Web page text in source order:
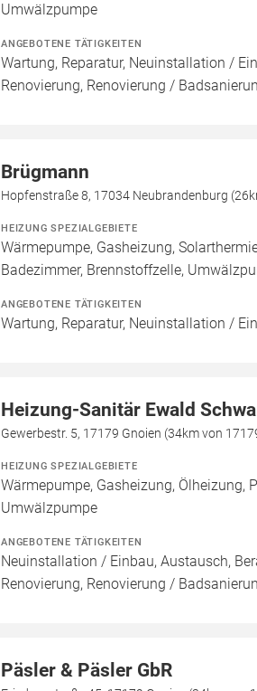
Umwälzpumpe
ANGEBOTENE TÄTIGKEITEN
Wartung, Reparatur, Neuinstallation /
Renovierung, Renovierung /
Brügmann
Hopfenstraße 8, 17034 Neubrandenburg
HEIZUNG SPEZIALGEBIETE
Wärmepumpe, Gasheizung,
Badezimmer, Brennstoffzelle,
ANGEBOTENE TÄTIGKEITEN
Wartung, Reparatur, Neuinstallation /
Heizung-Sanitär Ewald
Gewerbestr. 5, 17179 Gnoien (34km von
HEIZUNG SPEZIALGEBIETE
Wärmepumpe, Gasheizung, Ölheizung,
Umwälzpumpe
ANGEBOTENE TÄTIGKEITEN
Neuinstallation / Einbau, Austausch,
Renovierung, Renovierung /
Päsler & Päsler GbR